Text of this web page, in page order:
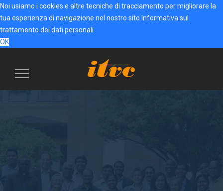
Noi usiamo i cookies e altre tecniche di tracciamento per migliorare la
tua esperienza di navigazione nel nostro sito Informativa sul
trattamento dei dati personali
OK
Menu